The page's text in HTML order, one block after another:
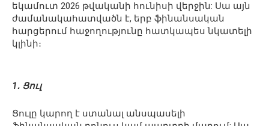
եկամուտ 2026 թվականի հունիսի վերջին: Սա այն
ժամանակահատվածն է, երբ ֆինանսական
հարցերում հաջողությունը հատկապես նկատելի
կլինի։
1․ Ցուլ
Ցուլը կարող է ստանալ անսպասելի